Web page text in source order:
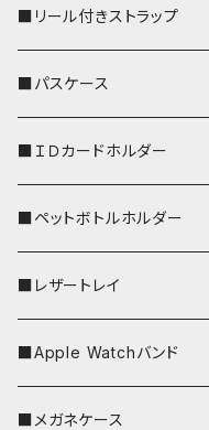
■リール付きストラップ
リールのみ
ストラップ付
■パスケース
■ＩＤカードホルダー
■ペットボトルホルダー
■レザートレイ
■Apple Watchバンド
■メガネケース